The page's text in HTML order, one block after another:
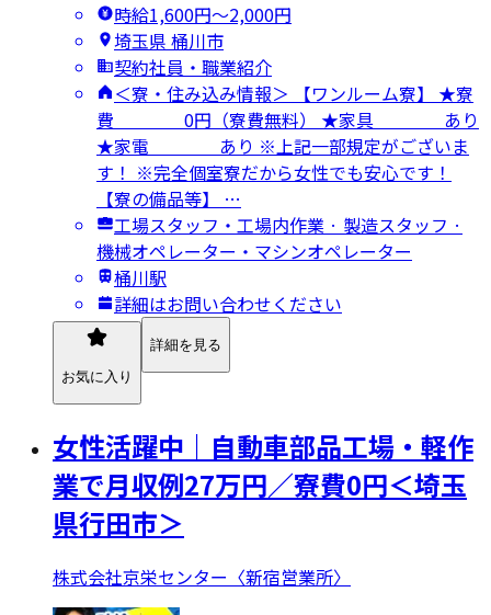
時給1,600円〜2,000円
埼玉県 桶川市
契約社員・職業紹介
＜寮・住み込み情報＞ 【ワンルーム寮】 ★寮
費 0円（寮費無料） ★家具 あり
★家電 あり ※上記一部規定がございま
す！ ※完全個室寮だから女性でも安心です！
【寮の備品等】 …
工場スタッフ・工場内作業 · 製造スタッフ ·
機械オペレーター・マシンオペレーター
桶川駅
詳細はお問い合わせください
お気に入り
詳細を見る
女性活躍中｜自動車部品工場・軽作
業で月収例27万円／寮費0円＜埼玉
県行田市＞
株式会社京栄センター〈新宿営業所〉